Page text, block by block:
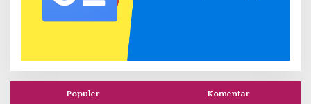
Populer Komentar